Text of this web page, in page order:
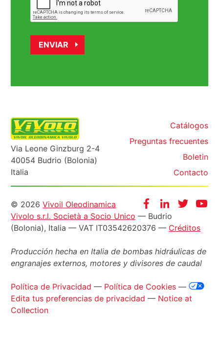
Via Leone Ginzburg 2-4
40054 Budrio (Bolonia)
Italia
Catálogos
Preguntas frecuentes
Boletin
Contacto
FacebookInstagram
Twitter
Informazioni
legali
© 2026Vivoil Oleodinamica
Vivolo s.r.l. Società a Socio Unico — Budrio
(Bolonia), Italia — VAT IT03542620376 — Créditos
Producción hecha en Italia de bombas hidráulicas de
engranajes externos, motores y divisores de caudal
Política de Privacidad — Política de Cookies —
Edita tus preferencias de privacidad — Notice at
Collection